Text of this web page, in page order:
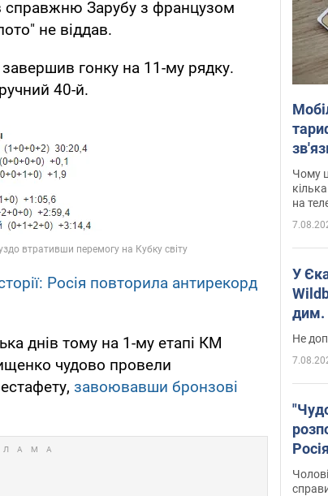
справжню Зарубу з французом
не віддав.
гонку на 11-му рядку.
40-й.
Росія повторила антирекорд
днів тому на 1-му етапі КМ
чудово провели
завоювавши бронзові
Чому
на
У
дим.
Не
Фото